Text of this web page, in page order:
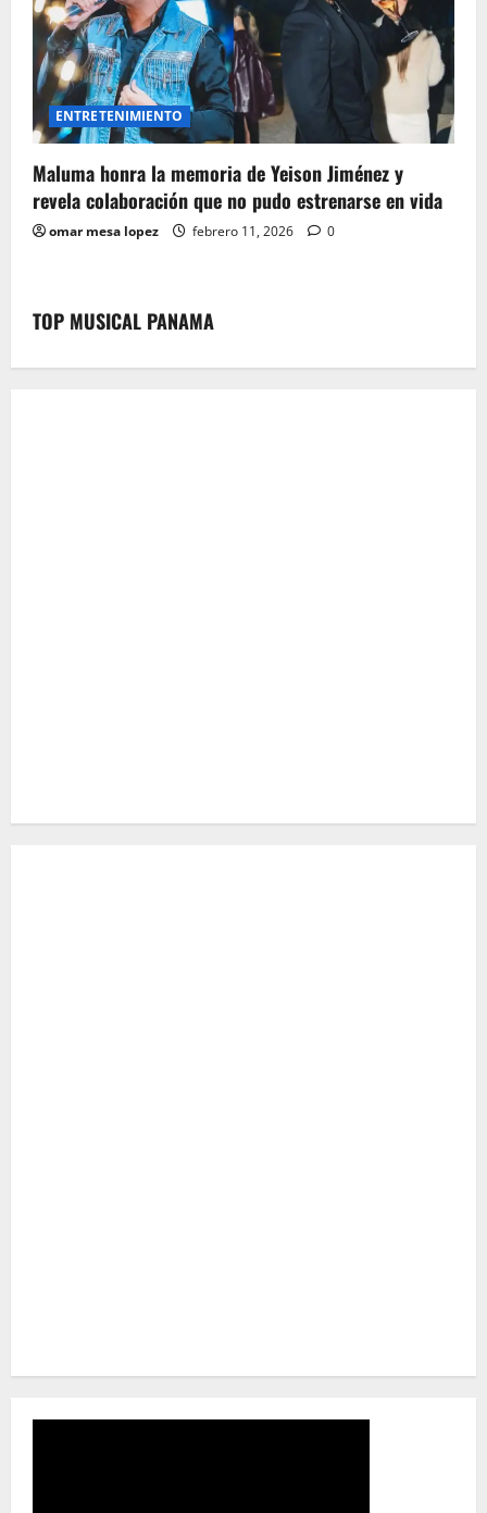
ENTRETENIMIENTO
Maluma honra la memoria de Yeison Jiménez y
revela colaboración que no pudo estrenarse en vida
omar mesa lopez febrero 11, 2026 0
TOP MUSICAL PANAMA